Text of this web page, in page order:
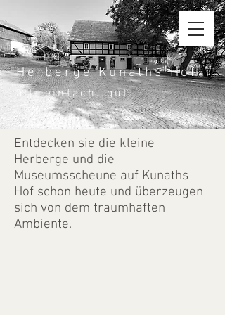
Herberge Kunaths Hof
alt. einfach. gut.
Entdecken sie die kleine
Herberge und die
Museumsscheune auf Kunaths
Hof schon heute und überzeugen
sich von dem traumhaften
Ambiente.